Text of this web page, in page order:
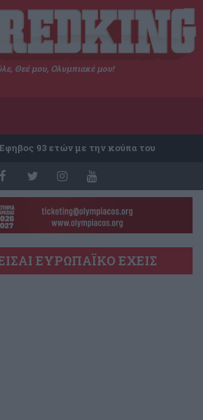
Θεέ μου, Ολυμπιακέ μου!
93 ετών με την κούπα του
ΕΥΡΩΠΑΪΚΟ ΕΧΕΙΣ